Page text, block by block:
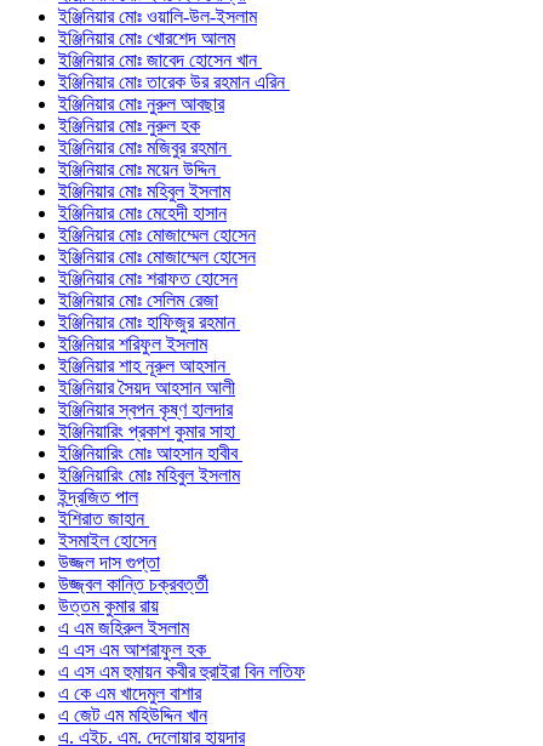
ইঞ্জিনিয়ার মোঃ ওয়ালি-উল-ইসলাম
ইঞ্জিনিয়ার মোঃ খোরশেদ আলম
ইঞ্জিনিয়ার মোঃ জাবেদ হোসেন খান
ইঞ্জিনিয়ার মোঃ তারেক উর রহমান এরিন
ইঞ্জিনিয়ার মোঃ নুরুল আবছার
ইঞ্জিনিয়ার মোঃ নুরুল হক
ইঞ্জিনিয়ার মোঃ মজিবুর রহমান
ইঞ্জিনিয়ার মোঃ ময়েন উদ্দিন
ইঞ্জিনিয়ার মোঃ মহিবুল ইসলাম
ইঞ্জিনিয়ার মোঃ মেহেদী হাসান
ইঞ্জিনিয়ার মোঃ মোজাম্মেল হোসেন
ইঞ্জিনিয়ার মোঃ মোজাম্মেল হোসেন
ইঞ্জিনিয়ার মোঃ শরাফত হোসেন
ইঞ্জিনিয়ার মোঃ সেলিম রেজা
ইঞ্জিনিয়ার মোঃ হাফিজুর রহমান
ইঞ্জিনিয়ার শরিফুল ইসলাম
ইঞ্জিনিয়ার শাহ নূরুল আহসান
ইঞ্জিনিয়ার সৈয়দ আহসান আলী
ইঞ্জিনিয়ার স্বপন কৃষ্ণ হালদার
ইঞ্জিনিয়ারিং প্রকাশ কুমার সাহা
ইঞ্জিনিয়ারিং মোঃ আহসান হাবীব
ইঞ্জিনিয়ারিং মোঃ মহিবুল ইসলাম
ইন্দ্রজিত পাল
ইশিরাত জাহান
ইসমাইল হোসেন
উজ্জল দাস গুপ্তা
উজ্জ্বল কান্তি চক্রবর্ত্তী
উত্তম কুমার রায়
এ এম জহিরুল ইসলাম
এ এস এম আশরাফুল হক
এ এস এম হুমায়ন কবীর হুরাইরা বিন লতিফ
এ কে এম খাদেমুল বাশার
এ জেট এম মহিউদ্দিন খান
এ. এইচ. এম. দেলোয়ার হায়দার